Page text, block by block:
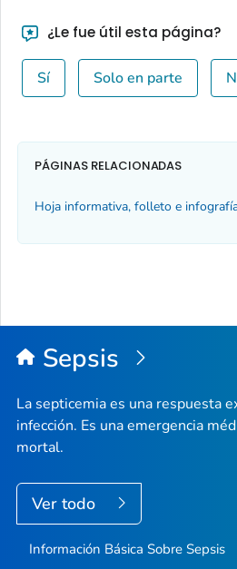
¿Le fue útil esta página?
Sí Solo en parte
PÁGINAS RELACIONADAS
Hoja informativa, folleto e
Sepsis
La septicemia es una respuesta
infección. Es una emergencia
mortal.
Ver todo
Información Básica Sobre Sepsis